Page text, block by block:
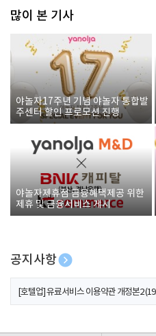
많이 본 기사
야놀자17주년 기념 야놀자 통합발
주센터 할인 프로모션 진행
야놀자제휴점 금융혜택제공 위한
제휴 및 금융서비스 게시
공지사항
[호텔업] 개인정보 처리방침 개정본1
[호텔업] 유료서비스 이용약관 개정본2